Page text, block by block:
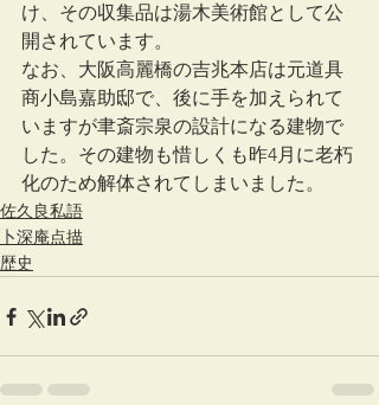
け、その収集品は湯木美術館として公
開されています。
なお、大阪高麗橋の吉兆本店は元道具
商小島嘉助邸で、後に手を加えられて
いますが聿斎宗泉の設計になる建物で
した。その建物も惜しくも昨4月に老朽
化のため解体されてしまいました。
佐久良私語
卜深庵点描
歴史